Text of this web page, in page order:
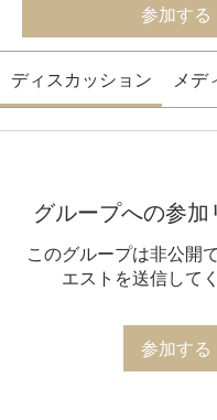
参加する
ディスカッション メデ
グループへの参加
このグループは非公開
エストを送信して
参加する